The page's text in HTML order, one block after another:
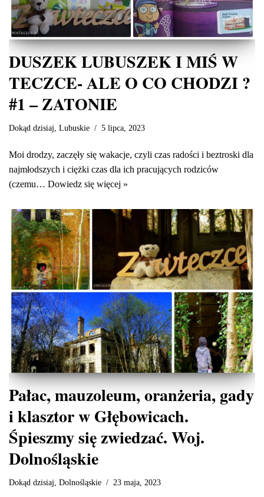
DUSZEK LUBUSZEK I MIŚ W
TECZCE- ALE O CO CHODZI ?
#1 – ZATONIE
Dokąd dzisiaj Lubuskie 5 lipca, 2023
Moi drodzy, zaczęły się wakacje, czyli czas radości i beztroski dla
najmłodszych i ciężki czas dla ich pracujących rodziców
(czemu… Dowiedz się więcej »
Pałac, mauzoleum, oranżeria, gady
i klasztor w Głębowicach.
Śpieszmy się zwiedzać. Woj.
Dolnośląskie
Dokąd dzisiaj, Dolnośląskie 23 maja, 2023